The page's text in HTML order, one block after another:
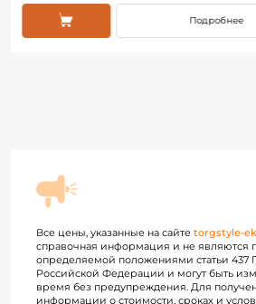
Подробнее
Все цены, указанные на сайте torgstyle-
справочная информация и не являются
определяемой положениями статьи 437
Российской Федерации и могут быть
время без предупреждения. Для
информации о стоимости, сроках и